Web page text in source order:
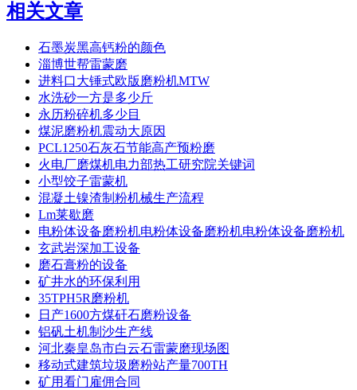
相关文章
石墨炭黑高钙粉的颜色
淄博世帮雷蒙磨
进料口大锤式欧版磨粉机MTW
水洗砂一方是多少斤
永历粉碎机多少目
煤泥磨粉机震动大原因
PCL1250石灰石节能高产预粉磨
火电厂磨煤机电力部热工研究院关键词
小型饺子雷蒙机
混凝土镍渣制粉机械生产流程
Lm莱歇磨
电粉体设备磨粉机电粉体设备磨粉机电粉体设备磨粉机
玄武岩深加工设备
磨石膏粉的设备
矿井水的环保利用
35TPH5R磨粉机
日产1600方煤矸石磨粉设备
铝矾土机制沙生产线
河北秦皇岛市白云石雷蒙磨现场图
移动式建筑垃圾磨粉站产量700TH
矿用看门雇佣合同